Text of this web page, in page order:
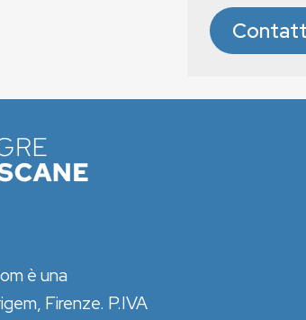
è una
Firenze. P.IVA